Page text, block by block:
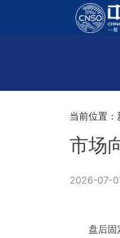
当前位置：
市场
2026-07-
盘后固